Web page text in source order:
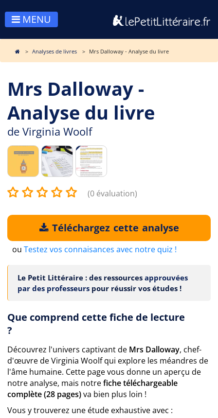
MENU
Analyses de livres Mrs Dalloway - Analyse du livre
Mrs Dalloway -
Analyse du livre
de Virginia Woolf
(0 évaluation)
Téléchargez cette analyse
ou Testez vos connaisances avec notre quiz !
Le Petit Littéraire : des ressources approuvées
par des professeurs pour réussir vos études !
Que comprend cette fiche de lecture
?
Découvrez l'univers captivant de Mrs Dalloway, chef-
d'œuvre de Virginia Woolf qui explore les méandres de
l'âme humaine. Cette page vous donne un aperçu de
notre analyse, mais notrefiche téléchargeable
complète (28 pages)va bien plus loin !
Vous y trouverez une étude exhaustive avec :